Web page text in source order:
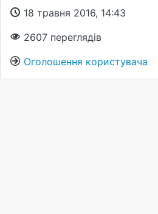
18 травня 2016, 14:43
2607 переглядів
Оголошення користувача